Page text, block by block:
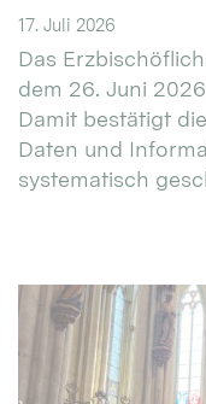
17. Juli 2026
Das
dem 26. Juni
Damit bestätigt
Daten und
systematisch